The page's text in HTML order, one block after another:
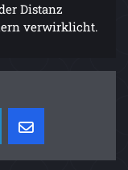
Distanz
verwirklicht.